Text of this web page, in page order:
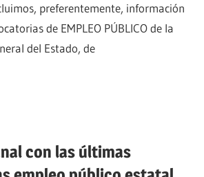
preferentemente, información
de EMPLEO PÚBLICO de la
del Estado, de
con las últimas